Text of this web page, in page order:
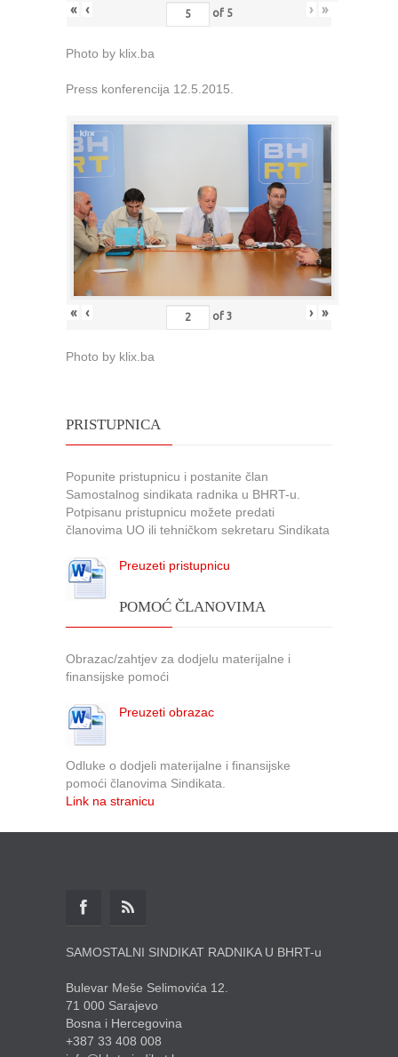
« ‹ of 5 › »
Photo by klix.ba
Press konferencija 12.5.2015.
« ‹ of 3 › »
Photo by klix.ba
PRISTUPNICA
Popunite pristupnicu i postanite član
Samostalnog sindikata radnika u BHRT-u.
Potpisanu pristupnicu možete predati
članovima UO ili tehničkom sekretaru Sindikata
Preuzeti pristupnicu
POMOĆ ČLANOVIMA
Obrazac/zahtjev za dodjelu materijalne i
finansijske pomoći
Preuzeti obrazac
Odluke o dodjeli materijalne i finansijske
pomoći članovima Sindikata.
Link na stranicu
SAMOSTALNI SINDIKAT RADNIKA U BHRT-u
Bulevar Meše Selimovića 12.
71 000 Sarajevo
Bosna i Hercegovina
+387 33 408 008